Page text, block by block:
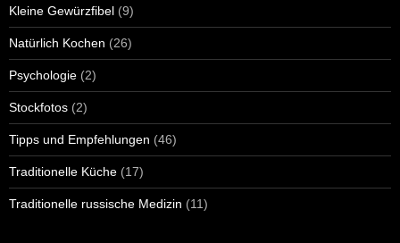
Kleine Gewürzfibel (9)
Natürlich Kochen (26)
Psychologie (2)
Stockfotos (2)
Tipps und Empfehlungen (46)
Traditionelle Küche (17)
Traditionelle russische Medizin (11)